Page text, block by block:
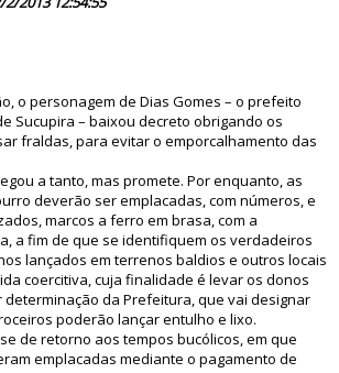
o personagem de Dias Gomes – o prefeito
Sucupira – baixou decreto obrigando os
fraldas, para evitar o emporcalhamento das
a tanto, mas promete. Por enquanto, as
deverão ser emplacadas, com números, e
marcos a ferro em brasa, com a
a fim de que se identifiquem os verdadeiros
lançados em terrenos baldios e outros locais
coercitiva, cuja finalidade é levar os donos
determinação da Prefeitura, que vai designar
poderão lançar entulho e lixo.
de retorno aos tempos bucólicos, em que
emplacadas mediante o pagamento de